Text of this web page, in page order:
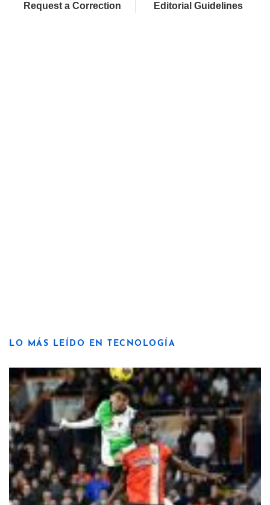
Request a Correction Editorial Guidelines
LO MÁS LEÍDO EN TECNOLOGÍA